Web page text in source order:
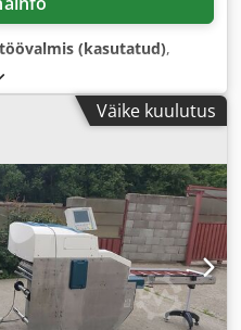
töövalmis (kasutatud),
Väike kuulutus